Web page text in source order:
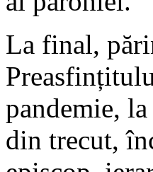
La final,
pandemie,
din trecut,